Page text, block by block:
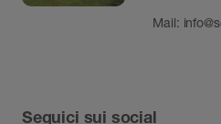
Mail:
Seguici sui social